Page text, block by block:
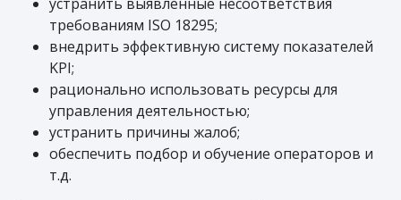
устранить выявленные несоответствия
требованиям ISO 18295;
внедрить эффективную систему показателей
KPI;
рационально использовать ресурсы для
управления деятельностью;
устранить причины жалоб;
обеспечить подбор и обучение операторов и
т.д.